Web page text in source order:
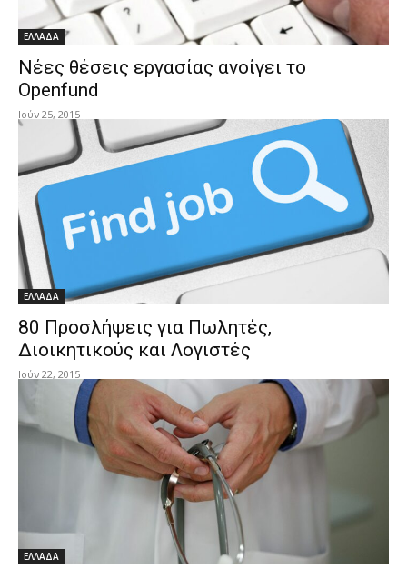
ΕΛΛΑΔΑ
Νέες θέσεις εργασίας ανοίγει το
Openfund
Ιούν 25, 2015
ΕΛΛΑΔΑ
80 Προσλήψεις για Πωλητές,
Διοικητικούς και Λογιστές
Ιούν 22, 2015
ΕΛΛΑΔΑ